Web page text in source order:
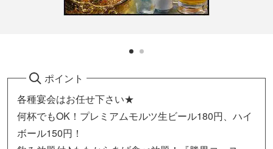
ポイント
各種宴会はお任せ下さい★
何杯でもOK！プレミアムモルツ生ビール180円、ハイ
ボール150円！